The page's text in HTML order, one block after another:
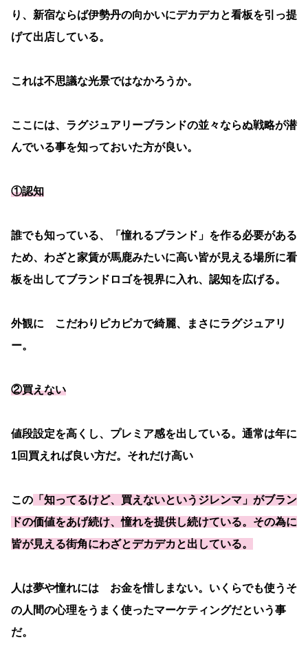
り、新宿ならば伊勢丹の向かいにデカデカと看板を引っ提
げて出店している。
これは不思議な光景ではなかろうか。
ここには、ラグジュアリーブランドの並々ならぬ戦略が潜
んでいる事を知っておいた方が良い。
①認知
誰でも知っている、「憧れるブランド」を作る必要がある
ため、わざと家賃が馬鹿みたいに高い皆が見える場所に看
板を出してブランドロゴを視界に入れ、認知を広げる。
外観に こだわりピカピカで綺麗、まさにラグジュアリ
ー。
②買えない
値段設定を高くし、プレミア感を出している。通常は年に
1回買えれば良い方だ。それだけ高い
この 「知ってるけど、買えないというジレンマ」がブラン
ドの価値をあげ続け、憧れを提供し続けている。その為に
皆が見える街角にわざとデカデカと出している。
人は夢や憧れには お金を惜しまない。いくらでも使うそ
の人間の心理をうまく使ったマーケティングだという事
だ。